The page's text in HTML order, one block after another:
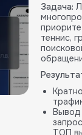
Задача:
теннис,
ТОП